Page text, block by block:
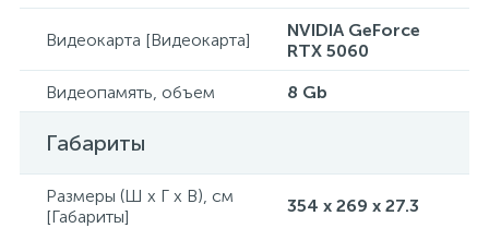
Видеокарта [Видеокарта]
NVIDIA GeForce
RTX 5060
Видеопамять, объем
8 Gb
Габариты
Размеры (Ш x Г x В), см
[Габариты]
354 x 269 x 27.3